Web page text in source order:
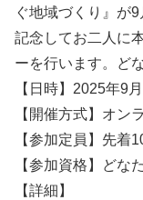
ぐ地域づくり』が
記念してお二人に
ーを行います。ど
【日時】2025年9
【開催方式】オン
【参加定員】先着
【参加資格】どな
【詳細】